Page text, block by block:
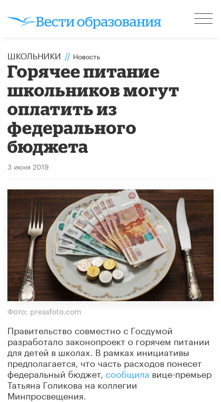
ШКОЛЬНИКИ // Новость
Горячее питание
школьников могут
оплатить из
федерального
бюджета
3 июня 2019
Фото: pressfoto.com
Правительство совместно с Госдумой
разработало законопроект о горячем питании
для детей в школах. В рамках инициативы
предполагается, что часть расходов понесет
федеральный бюджет, сообщилавице-премьер
Татьяна Голикова на коллегии
Минпросвещения.